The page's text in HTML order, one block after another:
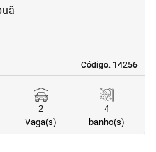
Código. 14256
Código. 14256
2
Vaga(s)
4
banho(s)